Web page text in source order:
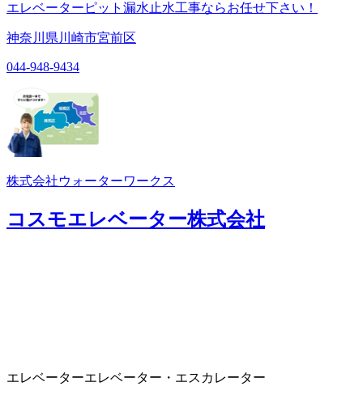
エレベーターピット漏水止水工事ならお任せ下さい！
神奈川県川崎市宮前区
044-948-9434
株式会社ウォーターワークス
コスモエレベーター株式会社
エレベーターエレベーター・エスカレーター